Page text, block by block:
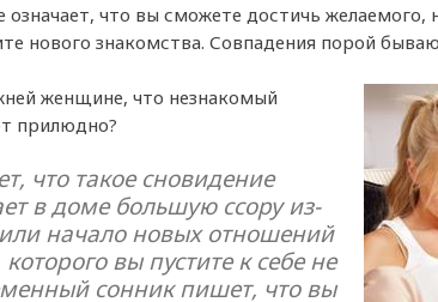
означает, что вы сможете достичь
нового знакомства. Совпадения порой
женщине, что незнакомый
прилюдно?
что такое сновидение
в доме большую ссору из-
начало новых отношений
вы пустите к себе не
сонник пишет, что вы